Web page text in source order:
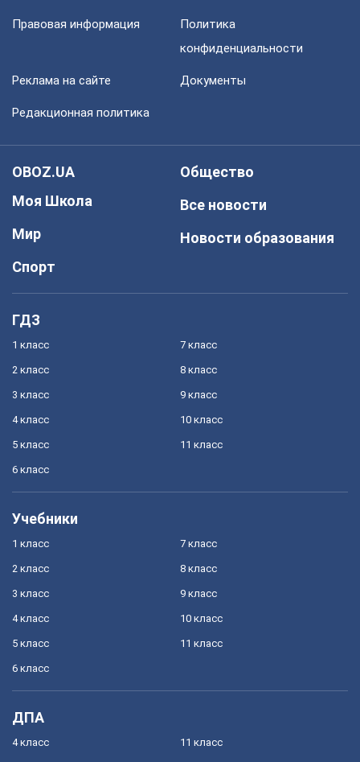
Правовая информация
Политика
конфиденциальности
Реклама на сайте Документы
Редакционная политика
OBOZ.UA
Моя Школа
Мир
Спорт
Общество
Все новости
Новости образования
ГДЗ
1 класс
2 класс
3 класс
4 класс
5 класс
6 класс
7 класс
8 класс
9 класс
10 класс
11 класс
Учебники
1 класс
2 класс
3 класс
4 класс
5 класс
6 класс
7 класс
8 класс
9 класс
10 класс
11 класс
ДПА
4 класс 11 класс